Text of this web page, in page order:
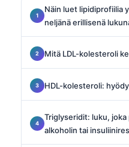
Näin luet lipidiprofiilia
neljänä erillisenä
Mitä LDL-kolesteroli
HDL-kolesteroli:
Triglyseridit: luku, joka
alkoholin tai